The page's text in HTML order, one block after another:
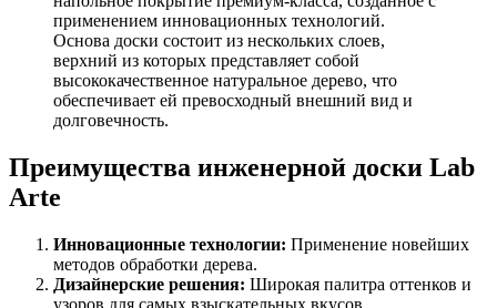
применением инновационных технологий.
Основа доски состоит из нескольких слоев,
верхний из которых представляет собой
высококачественное натуральное дерево, что
обеспечивает ей превосходный внешний вид и
долговечность.
Преимущества инженерной доски Lab
Arte
Инновационные технологии: Применение новейших
методов обработки дерева.
Дизайнерские решения: Широкая палитра оттенков и